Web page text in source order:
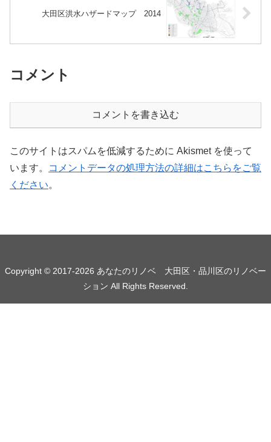
大田区洪水ハザードマップ 2014
コメント
コメントを書き込む
このサイトはスパムを低減するために Akismet を使って
います。
コメントデータの処理方法の詳細はこちらをご覧
ください。
Copyright © 2017-2026 あなたのリノベ 大田区・品川区のリノベー
ション All Rights Reserved.